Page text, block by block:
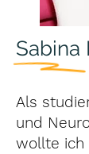
Sabina
Als
und
wollte ich